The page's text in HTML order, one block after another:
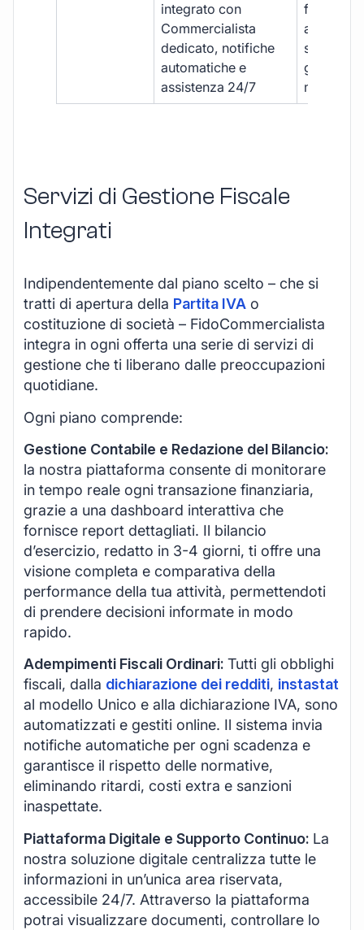
integrato con
Commercialista
dedicato, notifiche
automatiche e
assistenza 24/7
studio e
gestione
manuale
Servizi di Gestione Fiscale
Integrati
Indipendentemente dal piano scelto – che si
tratti di apertura della Partita IVA o
costituzione di società – FidoCommercialista
integra in ogni offerta una serie di servizi di
gestione che ti liberano dalle preoccupazioni
quotidiane.
Ogni piano comprende:
Gestione Contabile e Redazione del Bilancio:
la nostra piattaforma consente di monitorare
in tempo reale ogni transazione finanziaria,
grazie a una dashboard interattiva che
fornisce report dettagliati. Il bilancio
d’esercizio, redatto in 3-4 giorni, ti offre una
visione completa e comparativa della
performance della tua attività, permettendoti
di prendere decisioni informate in modo
rapido.
Adempimenti Fiscali Ordinari: Tutti gli obblighi
fiscali, dalla dichiarazione dei redditi, instastat
al modello Unico e alla dichiarazione IVA, sono
automatizzati e gestiti online. Il sistema invia
notifiche automatiche per ogni scadenza e
garantisce il rispetto delle normative,
eliminando ritardi, costi extra e sanzioni
inaspettate.
Piattaforma Digitale e Supporto Continuo: La
nostra soluzione digitale centralizza tutte le
informazioni in un’unica area riservata,
accessibile 24/7. Attraverso la piattaforma
potrai visualizzare documenti, controllare lo